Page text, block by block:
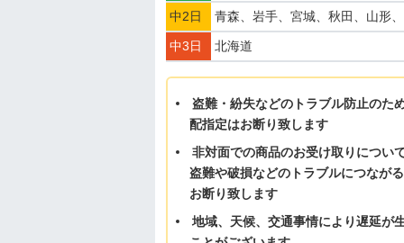
中2日 青森、岩手、宮城、秋田、山形
中3日 北海道
盗難・紛失などのトラブル防止のた
配指定はお断り致します
非対面での商品のお受け取りについ
盗難や破損などのトラブルにつなが
お断り致します
地域、天候、交通事情により遅延が